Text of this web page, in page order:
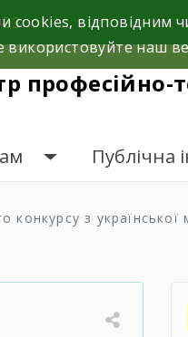
професійно-
Публічна
з української
відповідним
використовуйте наш